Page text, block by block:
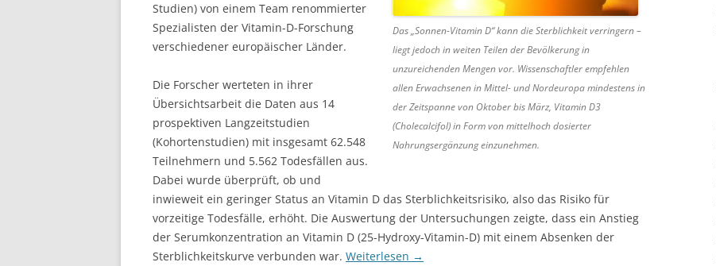
Das „Sonnen-Vitamin D“ kann die Sterblichkeit verringern –
liegt jedoch in weiten Teilen der Bevölkerung in
unzureichenden Mengen vor. Wissenschaftler empfehlen
allen Erwachsenen in Mittel- und Nordeuropa mindestens in
der Zeitspanne von Oktober bis März, Vitamin D3
(Cholecalcifol) in Form von mittelhoch dosierter
Nahrungsergänzung einzunehmen.
Studien) von einem Team renommierter
Spezialisten der Vitamin-D-Forschung
verschiedener europäischer Länder.
Die Forscher werteten in ihrer
Übersichtsarbeit die Daten aus 14
prospektiven Langzeitstudien
(Kohortenstudien) mit insgesamt 62.548
Teilnehmern und 5.562 Todesfällen aus.
Dabei wurde überprüft, ob und
inwieweit ein geringer Status an Vitamin D das Sterblichkeitsrisiko, also das Risiko für
vorzeitige Todesfälle, erhöht. Die Auswertung der Untersuchungen zeigte, dass ein Anstieg
der Serumkonzentration an Vitamin D (25-Hydroxy-Vitamin-D) mit einem Absenken der
Sterblichkeitskurve verbunden war. Weiterlesen →